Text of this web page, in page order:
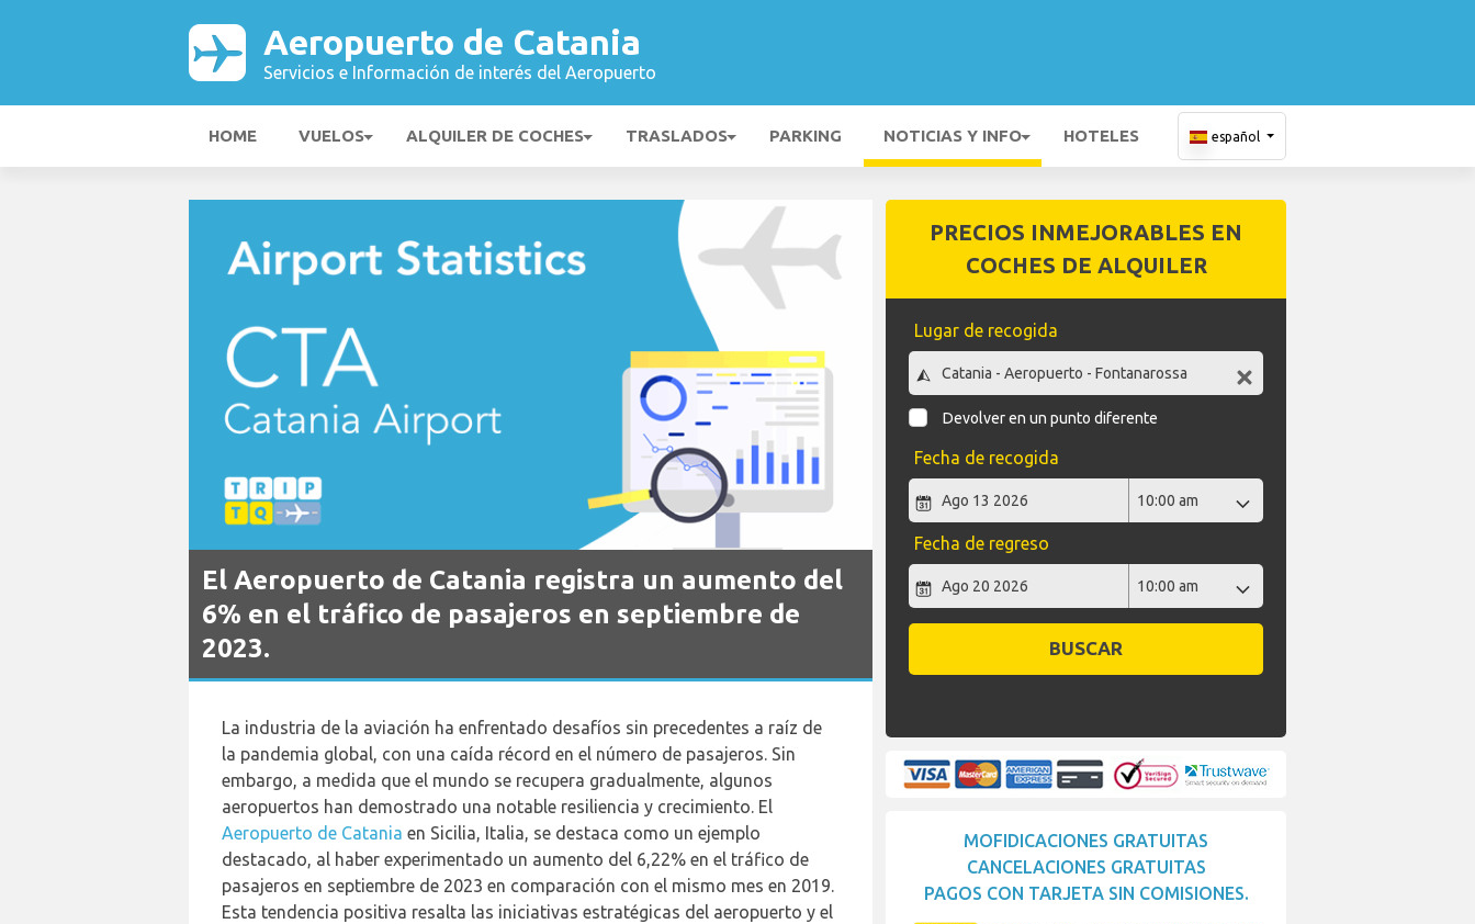
Aeropuerto de Catania
Servicios e Información de interés del Aeropuerto
HOME VUELOS ALQUILER DE COCHES TRASLADOS PARKING NOTICIAS Y INFO HOTELES español
El Aeropuerto de Catania registra un aumento del
6% en el tráfico de pasajeros en septiembre de
2023.
La industria de la aviación ha enfrentado desafíos sin precedentes a raíz de
la pandemia global, con una caída récord en el número de pasajeros. Sin
embargo, a medida que el mundo se recupera gradualmente, algunos
aeropuertos han demostrado una notable resiliencia y crecimiento. El
Aeropuerto de Catania en Sicilia, Italia, se destaca como un ejemplo
destacado, al haber experimentado un aumento del 6,22% en el tráfico de
pasajeros en septiembre de 2023 en comparación con el mismo mes en 2019.
Esta tendencia positiva resalta las iniciativas estratégicas del aeropuerto y el
PRECIOS INMEJORABLES EN
COCHES DE ALQUILER
Lugar de recogida
Devolver en un punto diferente
Fecha de recogida
Fecha de regreso
BUSCAR
MOFIDICACIONES GRATUITAS
CANCELACIONES GRATUITAS
PAGOS CON TARJETA SIN COMISIONES.